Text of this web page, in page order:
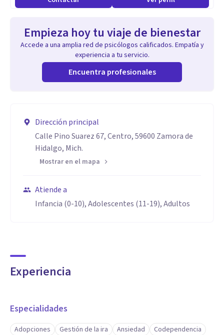
Empieza hoy tu viaje de bienestar
Accede a una amplia red de psicólogos calificados. Empatía y
experiencia a tu servicio.
Encuentra profesionales
Dirección principal
Calle Pino Suarez 67, Centro, 59600 Zamora de
Hidalgo, Mich.
Mostrar en el mapa
Atiende a
Infancia (0-10), Adolescentes (11-19), Adultos
Experiencia
Especialidades
Adopciones Gestión de la ira Ansiedad
Codependencia